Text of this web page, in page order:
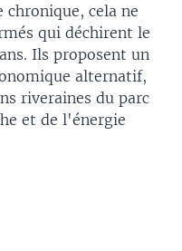
chronique, cela ne
qui déchirent le
Ils proposent un
alternatif,
riveraines du parc
et de l'énergie